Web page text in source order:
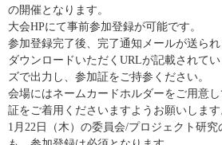
の開催となります。
大会HPにて事前参加登録が可能です。
参加登録完了後、完了通知メールが送ら
ダウンロードいただくURLが記載されて
ズで出力し、参加証をご持参ください。
会場にはネームカードホルダーをご用意
証をご着用くださいますようお願いします
1月22日（木）の委員会/プロジェクト研